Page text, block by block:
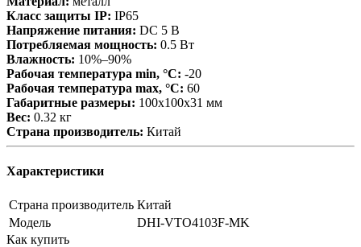
Класс защиты IP: IP65
Напряжение питания: DC 5 В
Потребляемая мощность: 0.5 Вт
Влажность: 10%–90%
Рабочая температура min, °С: -20
Рабочая температура max, °С: 60
Габаритные размеры: 100х100х31 мм
Вес: 0.32 кг
Страна производитель: Китай
Характеристики
Страна производитель Китай
Модель
DHI-VTO4103F-MK
Как купить